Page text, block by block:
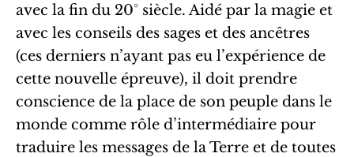
avec la fin du 20° siècle. Aidé par la magie et
avec les conseils des sages et des ancêtres
(ces derniers n’ayant pas eu l’expérience de
cette nouvelle épreuve), il doit prendre
conscience de la place de son peuple dans le
monde comme rôle d’intermédiaire pour
traduire les messages de la Terre et de toutes